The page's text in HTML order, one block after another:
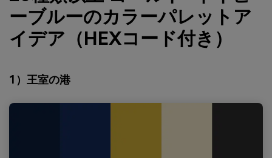
ーブルーのカラーパレットア
イデア（HEXコード付き）
1）王室の港